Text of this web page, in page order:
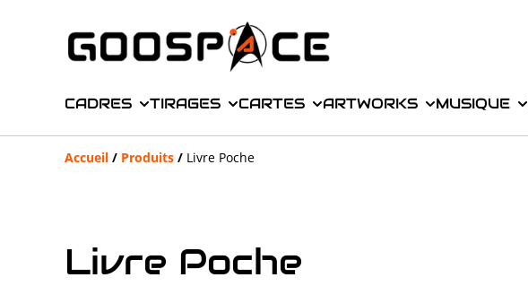
CADRES TIRAGES CARTES ARTWORKS MUSIQUE
Accueil / Produits / Livre Poche
Livre Poche